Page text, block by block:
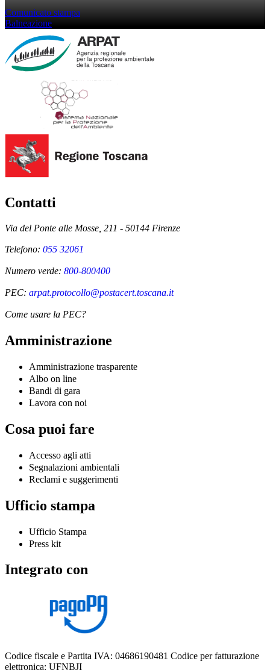
Comunicato stampa
Balneazione
Contatti
Via del Ponte alle Mosse, 211 - 50144 Firenze
Telefono: 055 32061
Numero verde: 800-800400
PEC: arpat.protocollo@postacert.toscana.it
Come usare la PEC?
Amministrazione
Amministrazione trasparente
Albo on line
Bandi di gara
Lavora con noi
Cosa puoi fare
Accesso agli atti
Segnalazioni ambientali
Reclami e suggerimenti
Ufficio stampa
Ufficio Stampa
Press kit
Integrato con
Codice fiscale e Partita IVA: 04686190481 Codice per fatturazione
elettronica: UFNBJI